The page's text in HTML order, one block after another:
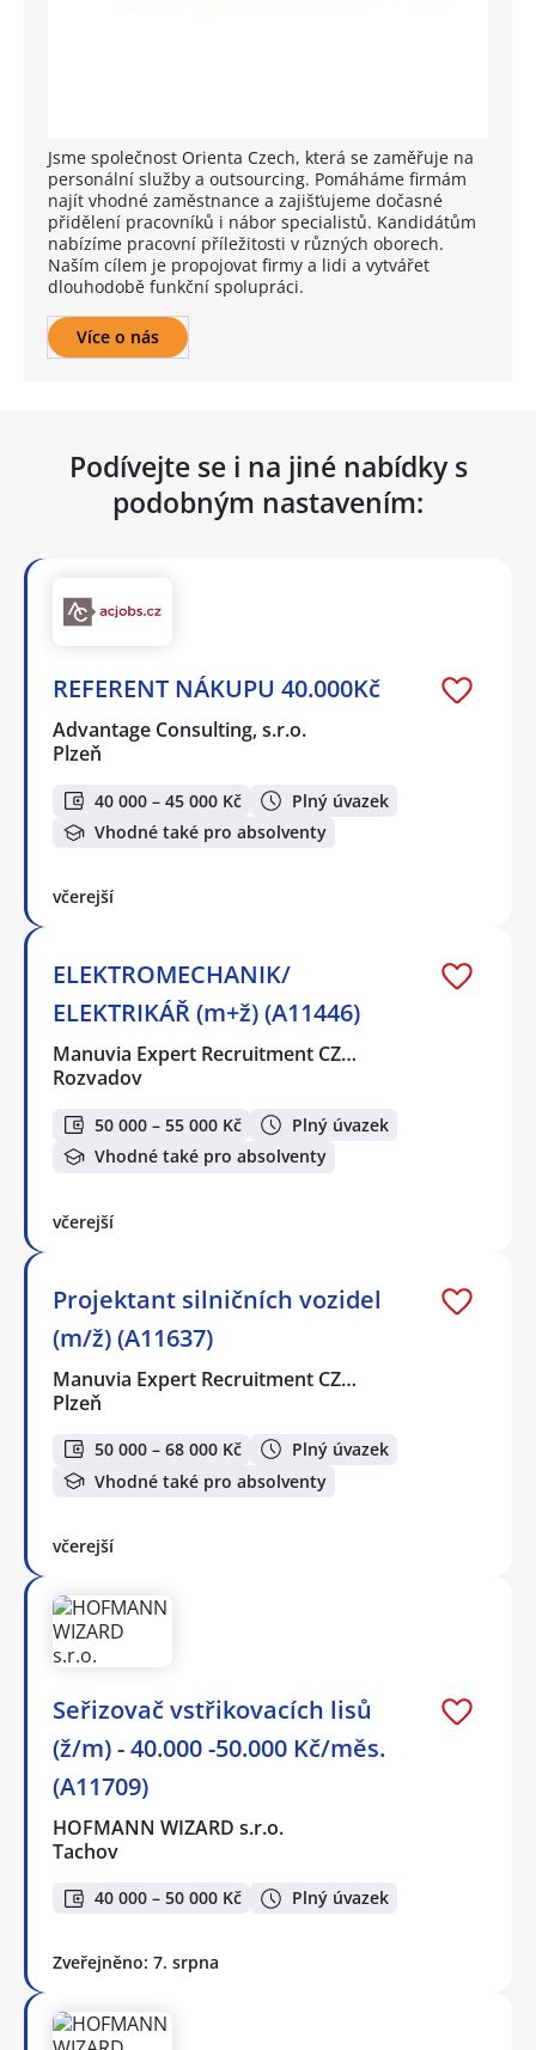
Jsme společnost Orienta Czech, která se zaměřuje na
personální služby a outsourcing. Pomáháme firmám
najít vhodné zaměstnance a zajišťujeme dočasné
přidělení pracovníků i nábor specialistů. Kandidátům
nabízíme pracovní příležitosti v různých oborech.
Naším cílem je propojovat firmy a lidi a vytvářet
dlouhodobě funkční spolupráci.
Více o nás
Podívejte se i na jiné nabídky s
podobným nastavením:
REFERENT NÁKUPU 40.000Kč
Advantage Consulting, s.r.o.
Plzeň
40 000 – 45 000 Kč
Plný úvazek
Vhodné také pro absolventy
včerejší
ELEKTROMECHANIK/
ELEKTRIKÁŘ (m+ž) (A11446)
Manuvia Expert Recruitment CZ…
Rozvadov
50 000 – 55 000 Kč
Plný úvazek
Vhodné také pro absolventy
včerejší
Projektant silničních vozidel
(m/ž) (A11637)
Manuvia Expert Recruitment CZ…
Plzeň
50 000 – 68 000 Kč
Plný úvazek
Vhodné také pro absolventy
včerejší
Seřizovač vstřikovacích lisů
(ž/m) - 40.000 -50.000 Kč/měs.
(A11709)
HOFMANN WIZARD s.r.o.
Tachov
40 000 – 50 000 Kč Plný úvazek
Zveřejněno: 7. srpna